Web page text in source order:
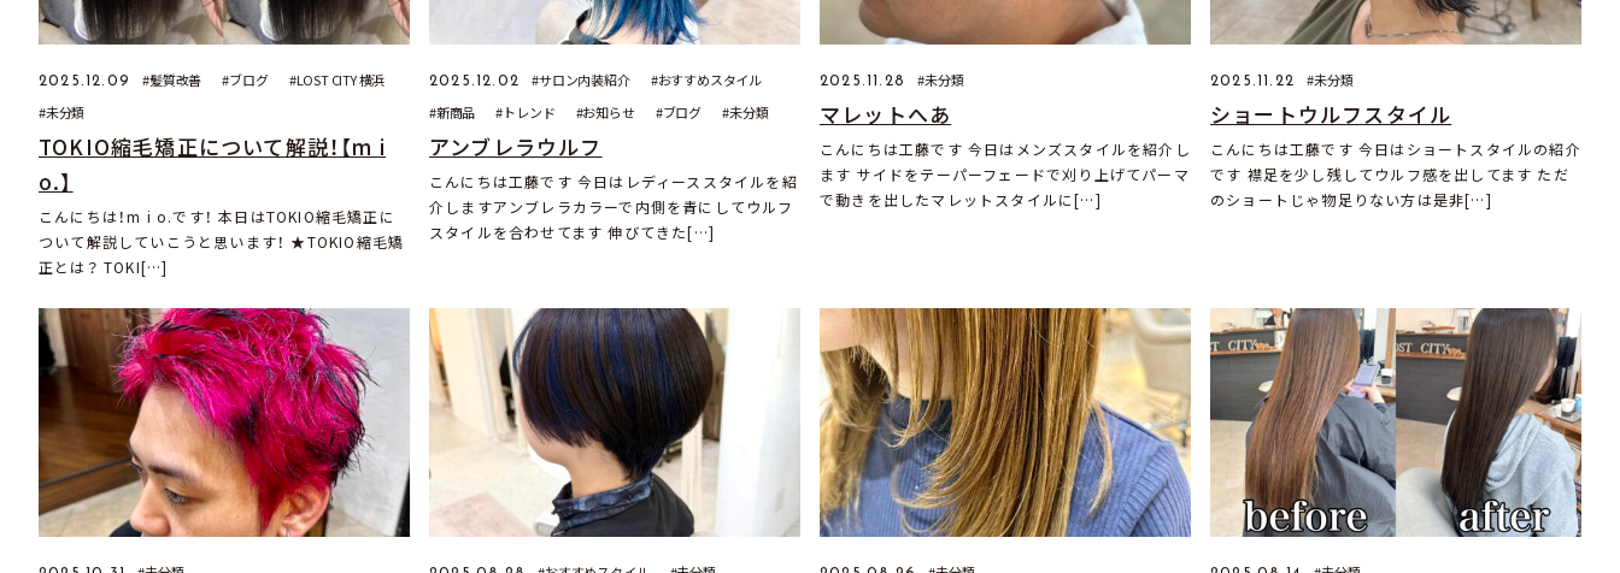
2025.12.09 髪質改善 ブログ
LOST CITY 横浜
未分類
TOKIO縮毛矯正について解説！【m i
o.】
こんにちは！m i o.です！ 本日はTOKIO縮毛矯正に
ついて解説していこうと思います！ ★TOKIO縮毛矯
正とは？ TOKI[…]
2025.12.02 サロン内装紹介
おすすめスタイル
新商品
トレンド お知らせ ブログ 未分類
アンブレラウルフ
こんにちは工藤です 今日はレディーススタイルを紹
介しますアンブレラカラーで内側を青にしてウルフ
スタイルを合わせてます 伸びてきた[…]
2025.11.28 未分類
マレットへあ
こんにちは工藤です 今日はメンズスタイルを紹介し
ます サイドをテーパーフェードで刈り上げてパーマ
で動きを出したマレットスタイルに[…]
2025.11.22 未分類
ショートウルフスタイル
こんにちは工藤です 今日はショートスタイルの紹介
です 襟足を少し残してウルフ感を出してます ただ
のショートじゃ物足りない方は是非[…]